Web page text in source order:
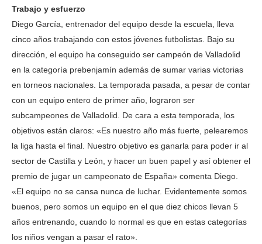
Trabajo y esfuerzo
Diego García, entrenador del equipo desde la escuela, lleva
cinco años trabajando con estos jóvenes futbolistas. Bajo su
dirección, el equipo ha conseguido ser campeón de Valladolid
en la categoría prebenjamín además de sumar varias victorias
en torneos nacionales. La temporada pasada, a pesar de contar
con un equipo entero de primer año, lograron ser
subcampeones de Valladolid. De cara a esta temporada, los
objetivos están claros: «Es nuestro año más fuerte, pelearemos
la liga hasta el final. Nuestro objetivo es ganarla para poder ir al
sector de Castilla y León, y hacer un buen papel y así obtener el
premio de jugar un campeonato de España» comenta Diego.
«El equipo no se cansa nunca de luchar. Evidentemente somos
buenos, pero somos un equipo en el que diez chicos llevan 5
años entrenando, cuando lo normal es que en estas categorías
los niños vengan a pasar el rato».